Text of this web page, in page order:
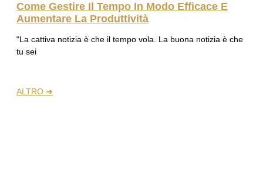
Come Gestire Il Tempo In Modo Efficace E
Aumentare La Produttività
“La cattiva notizia è che il tempo vola. La buona notizia è che
tu sei
ALTRO ➜